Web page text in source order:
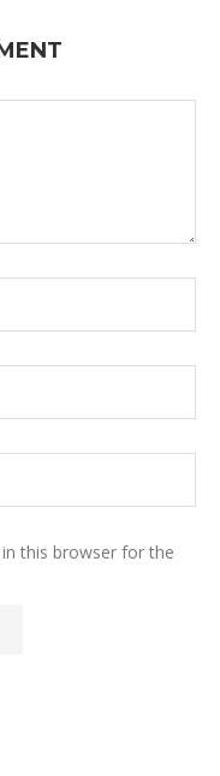
this browser for the